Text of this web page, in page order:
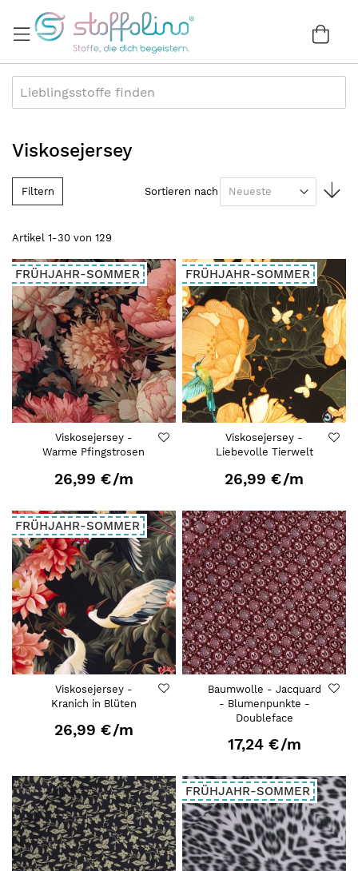
Inhalt
Viskosejersey
Artikel 1-30 von 129
Sortieren nach
FRÜHJAHR-SOMMER
Viskosejersey -
Warme Pfingstrosen
26,99 €/m
FRÜHJAHR-SOMMER
Viskosejersey -
Liebevolle Tierwelt
26,99 €/m
FRÜHJAHR-SOMMER
Viskosejersey -
Kranich in Blüten
26,99 €/m
Baumwolle - Jacquard
- Blumenpunkte -
Doubleface
17,24 €/m
FRÜHJAHR-SOMMER
Filtern